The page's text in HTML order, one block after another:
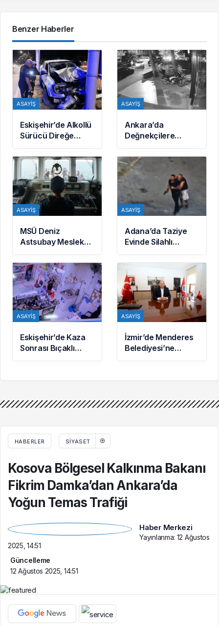
Benzer Haberler
ASAYIŞ
Eskişehir’de Alkollü
Sürücü Direğe
Çarptı: 1 Yaralı
ASAYIŞ
Ankara’da
Değnekçilere
Operasyon: 10
Gözaltı
ASAYIŞ
MSÜ Deniz
Astsubay Meslek
Yüksekokulu
Öğrencileri
Geleceğe
Hazırlanıyor
ASAYIŞ
Adana’da Taziye
Evinde Silahlı
Kavga: O Anlar
Kamerada
ASAYIŞ
Eskişehir’de Kaza
Sonrası Bıçaklı
Kavga: 2 Yaralı
ASAYIŞ
İzmir’de Menderes
Belediyesi’ne
Yönelik
Şüpheli Adliyede
HABERLER SIYASET
Kosova Bölgesel Kalkınma Bakanı
Fikrim Damka’dan Ankara’da
Yoğun Temas Trafiği
Haber Merkezi
Yayınlanma: 12 Ağustos
2025, 14:51
Güncelleme
12 Ağustos 2025, 14:51